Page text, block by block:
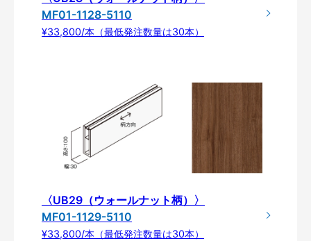
MF01-1128-5110
¥33,800/本（最低発注数量は30本）
〈UB29（ウォールナット柄）〉
MF01-1129-5110
¥33,800/本（最低発注数量は30本）